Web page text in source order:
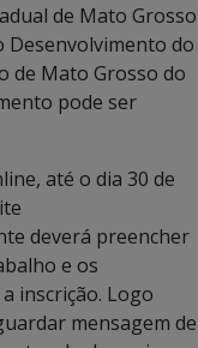
de Mato Grosso
Desenvolvimento do
de Mato Grosso do
pode ser
até o dia 30 de
deverá preencher
e os
inscrição. Logo
mensagem de